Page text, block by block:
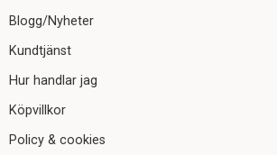
Blogg/Nyheter
Kundtjänst
Hur handlar jag
Köpvillkor
Policy & cookies